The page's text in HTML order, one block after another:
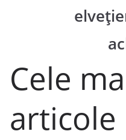
Cele
articole